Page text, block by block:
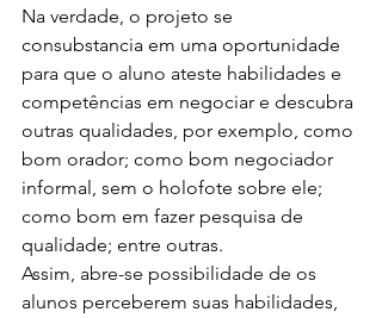
Na verdade, o projeto se
consubstancia em uma oportunidade
para que o aluno ateste habilidades e
competências em negociar e descubra
outras qualidades, por exemplo, como
bom orador; como bom negociador
informal, sem o holofote sobre ele;
como bom em fazer pesquisa de
qualidade; entre outras.
Assim, abre-se possibilidade de os
alunos perceberem suas habilidades,